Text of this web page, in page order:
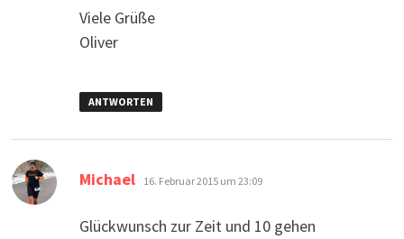
Viele Grüße
Oliver
ANTWORTEN
Michael sagt:
16. Februar 2015 um 23:09
Glückwunsch zur Zeit und 10 gehen